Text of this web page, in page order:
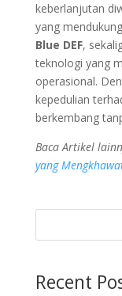
keberlanjutan
yang
Blue DEF,
teknologi yang
operasional.
kepedulian
berkembang
Baca Artikel
yang
Recent